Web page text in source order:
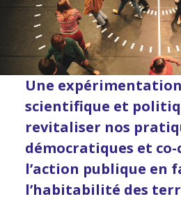
Une
scientifique et
revitaliser nos
démocratiques et
l’action publique en
l’habitabilité des